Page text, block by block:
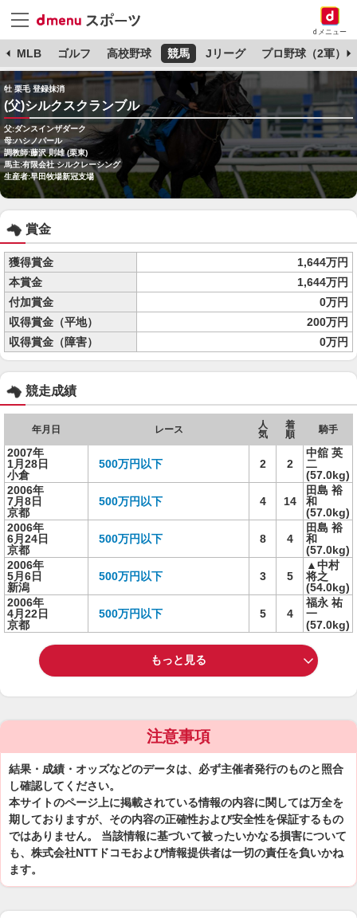
dメニュー
MLB ゴルフ 高校野球 競馬 Jリーグ プロ野球（2軍）
牡 栗毛 登録抹消
(父)シルクスクランブル
父:ダンスインザダーク
母:ハシノパール
調教師:藤沢 則雄 (栗東)
馬主:有限会社 シルクレーシング
生産者:早田牧場新冠支場
賞金
獲得賞金
1,644万円
本賞金
1,644万円
付加賞金
0万円
収得賞金（平地）
200万円
収得賞金（障害）
0万円
競走成績
年月日 レース
人
気
着
順
騎手
2007年
1月28日
小倉
500万円以下 2 2
中舘 英
二
(57.0kg)
2006年
7月8日
京都
500万円以下 4 14
田島 裕
和
(57.0kg)
2006年
6月24日
京都
500万円以下 8 4
田島 裕
和
(57.0kg)
2006年
5月6日
新潟
500万円以下 3 5
▲中村
将之
(54.0kg)
2006年
4月22日
京都
500万円以下 5 4
福永 祐
一
(57.0kg)
もっと見る
注意事項
結果・成績・オッズなどのデータは、必ず主催者発行のものと照合
し確認してください。
本サイトのページ上に掲載されている情報の内容に関しては万全を
期しておりますが、その内容の正確性および安全性を保証するもの
ではありません。 当該情報に基づいて被ったいかなる損害について
も、株式会社NTTドコモおよび情報提供者は一切の責任を負いかね
ます。